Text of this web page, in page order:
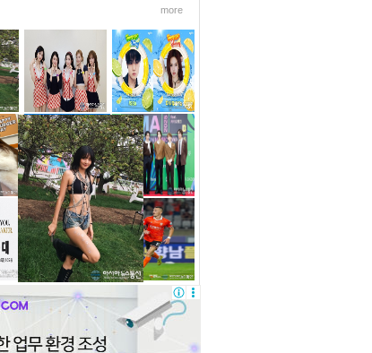
more